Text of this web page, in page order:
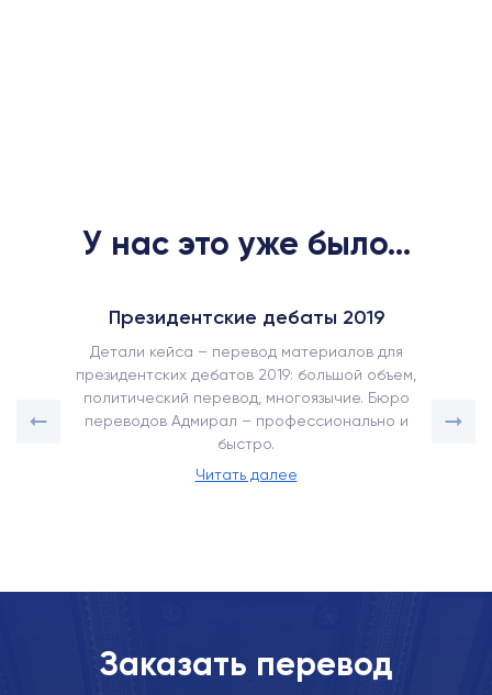
У нас это уже было...
Президентские дебаты 2019
Детали кейса – перевод материалов для
президентских дебатов 2019: большой объем,
политический перевод, многоязычие. Бюро
переводов Адмирал – профессионально и
быстро.
Читать далее
Заказать перевод